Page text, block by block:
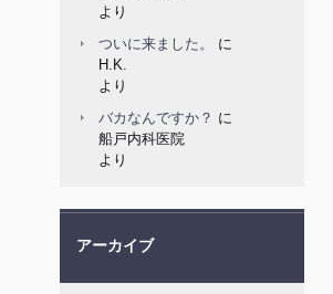
より
ついに来ました。
に
H.K.
より
バカなんですか？ に
船戸内科医院
より
アーカイブ